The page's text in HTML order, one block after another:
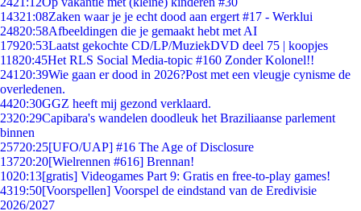
14321:08Zaken waar je je echt dood aan ergert #17 - Werklui
24820:58Afbeeldingen die je gemaakt hebt met AI
17920:53Laatst gekochte CD/LP/MuziekDVD deel 75 | koopjes
11820:45Het RLS Social Media-topic #160 Zonder Kolonel!!
241 20:39Wie gaan er dood in 2026?Post met een vleugje cynisme de
overledenen.
4420:30GGZ heeft mij gezond verklaard.
2320:29Capibara's wandelen doodleuk het Braziliaanse parlement
binnen
25720:25[UFO/UAP] #16 The Age of Disclosure
13720:20[Wielrennen #616] Brennan!
1020:13[gratis] Videogames Part 9: Gratis en free-to-play games!
4319:50[Voorspellen] Voorspel de eindstand van de Eredivisie
2026/2027